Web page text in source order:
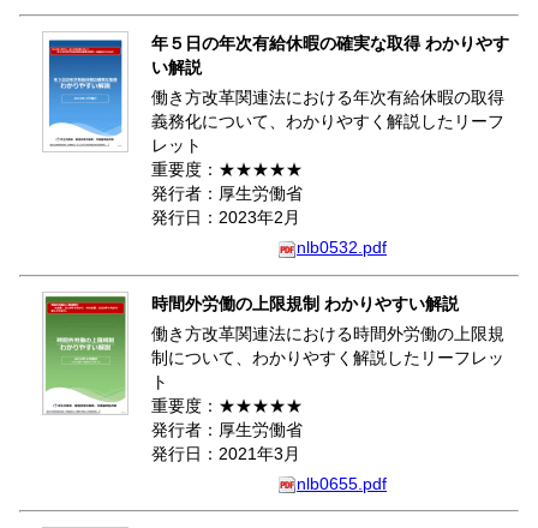
年５日の年次有給休暇の確実な取得 わかりやす
い解説
働き方改革関連法における年次有給休暇の取得
義務化について、わかりやすく解説したリーフ
レット
重要度：★★★★★
発行者：厚生労働省
発行日：2023年2月
nlb0532.pdf
時間外労働の上限規制 わかりやすい解説
働き方改革関連法における時間外労働の上限規
制について、わかりやすく解説したリーフレッ
ト
重要度：★★★★★
発行者：厚生労働省
発行日：2021年3月
nlb0655.pdf